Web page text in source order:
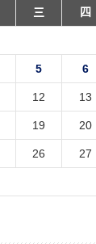
三 四
5 6
12 13
19 20
26 27